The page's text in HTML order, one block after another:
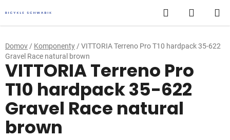
na
obsah
Hľadať
KOŠÍK
Domov / Komponenty / VITTORIA Terreno Pro T10 hardpack 35-622
Gravel Race natural brown
VITTORIA Terreno Pro
T10 hardpack 35-622
Gravel Race natural
brown